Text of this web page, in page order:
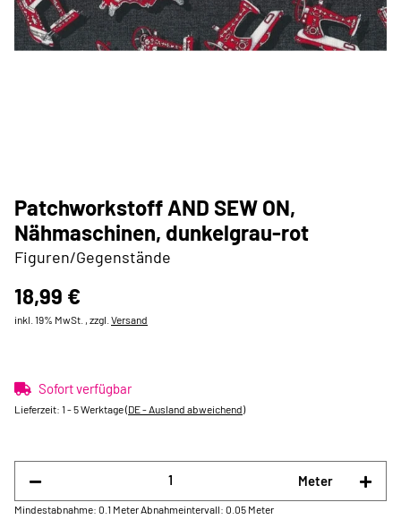
Patchworkstoff AND SEW ON,
Nähmaschinen, dunkelgrau-rot
Figuren/Gegenstände
18,99 €
inkl. 19% MwSt. , zzgl. Versand
Sofort verfügbar
Lieferzeit: 1 - 5 Werktage(DE - Ausland abweichend)
Meter
Mindestabnahme: 0.1 Meter Abnahmeintervall: 0.05 Meter